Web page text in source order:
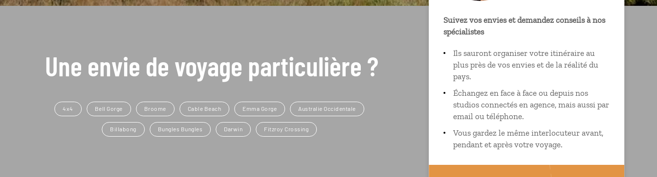
Une envie de voyage particulière ?
4x4 Bell Gorge Broome Cable Beach Emma Gorge Australie Occidentale
Billabong Bungles Bungles Darwin Fitzroy Crossing
Suivez vos envies et demandez conseils à nos
spécialistes
Ils sauront organiser votre itinéraire au
plus près de vos envies et de la réalité du
pays.
Échangez en face à face ou depuis nos
studios connectés en agence, mais aussi par
email ou téléphone.
Vous gardez le même interlocuteur avant,
pendant et après votre voyage.